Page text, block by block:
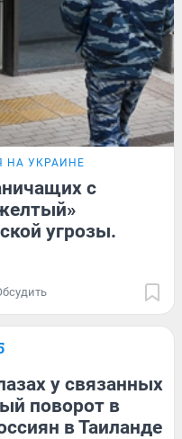
НА УКРАИНЕ
с
угрозы.
у связанных
поворот в
в Таиланде